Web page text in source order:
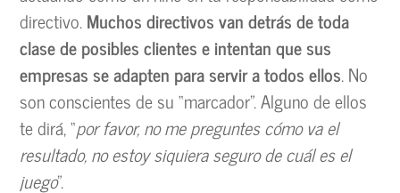
directivo.Muchos directivos van detrás de toda
clase de posibles clientes e intentan que sus
empresas se adapten para servir a todos ellos. No
son conscientes de su “marcador”. Alguno de ellos
te dirá, “por favor, no me preguntes cómo va el
resultado, no estoy siquiera seguro de cuál es el
juego”.